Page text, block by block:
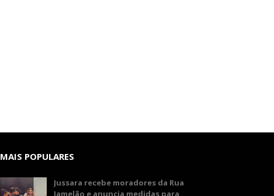
MAIS POPULARES
Jussara recebe moradores da Rua
Jamelão e anuncia medidas para